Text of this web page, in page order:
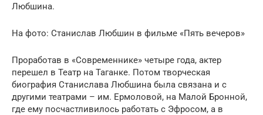
Любшина.
На фото: Станислав Любшин в фильме «Пять вечеров»
Проработав в «Современнике» четыре года, актер
перешел в Театр на Таганке. Потом творческая
биография Станислава Любшина была связана и с
другими театрами – им. Ермоловой, на Малой Бронной,
где ему посчастливилось работать с Эфросом, а в